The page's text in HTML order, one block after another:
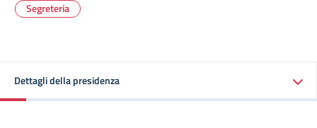
Segreteria
Dettagli della presidenza